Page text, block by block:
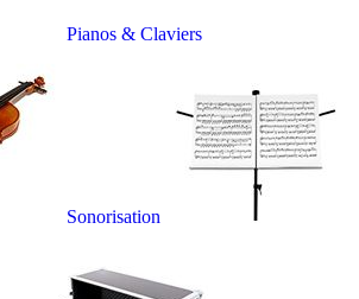
Pianos & Claviers
Sonorisation